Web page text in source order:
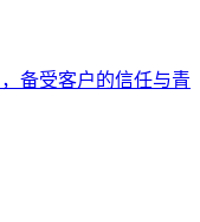
备受客户的信任与青